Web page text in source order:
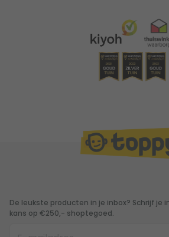
De leukste producten in je inbox? Schrijf je
kans op €250,- shoptegoed.